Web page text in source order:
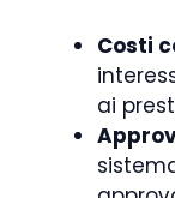
Costi
ai